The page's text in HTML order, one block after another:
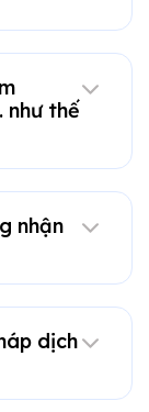
như thế
nhận
dịch